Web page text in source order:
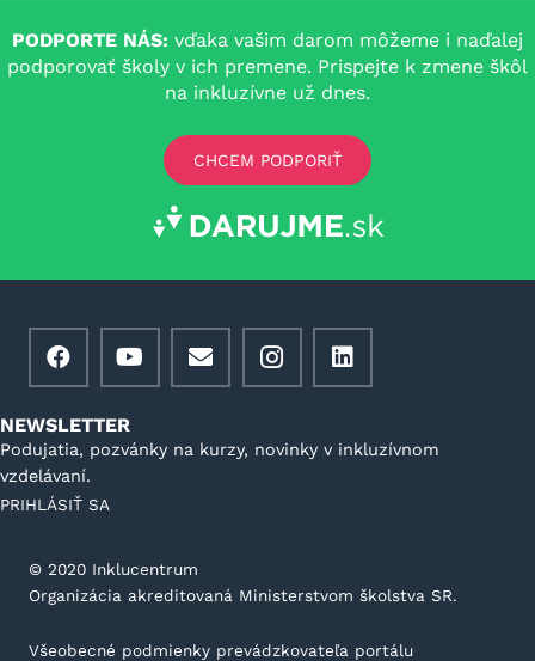
PODPORTE NÁS: vďaka vašim darom môžeme i naďalej
podporovať školy v ich premene. Prispejte k zmene škôl
na inkluzívne už dnes.
CHCEM PODPORIŤ
NEWSLETTER
Podujatia, pozvánky na kurzy, novinky v inkluzívnom
vzdelávaní.
PRIHLÁSIŤ SA
©️ 2020 Inklucentrum
Organizácia akreditovaná Ministerstvom školstva SR.
Všeobecné podmienky prevádzkovateľa portálu